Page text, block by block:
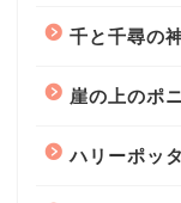
千と千尋の
崖の上のポ
ハリーポッ